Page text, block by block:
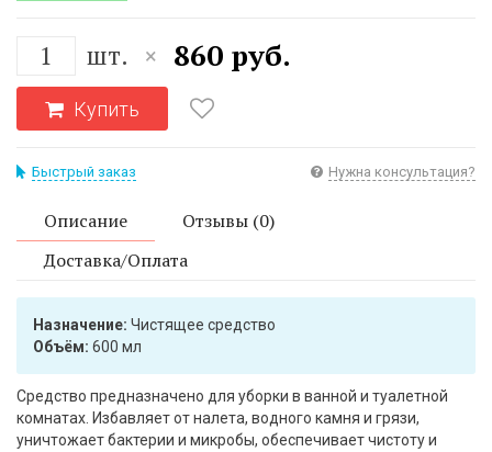
шт. × 860 руб.
Купить
Быстрый заказ Нужна консультация?
Описание
Отзывы (0)
Доставка/Оплата
Назначение: Чистящее средство
Объём: 600 мл
Средство предназначено для уборки в ванной и туалетной
комнатах. Избавляет от налета, водного камня и грязи,
уничтожает бактерии и микробы, обеспечивает чистоту и